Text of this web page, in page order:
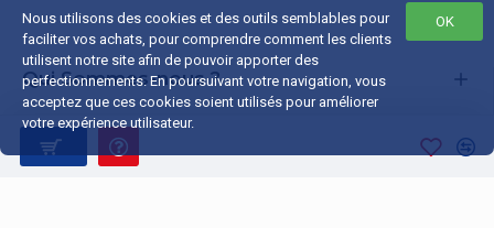
Qui Sommes-nous ?
Liens Utiles
OK
Nous utilisons des cookies et des outils semblables pour
faciliter vos achats, pour comprendre comment les clients
utilisent notre site afin de pouvoir apporter des
perfectionnements. En poursuivant votre navigation, vous
acceptez que ces cookies soient utilisés pour améliorer
votre expérience utilisateur.